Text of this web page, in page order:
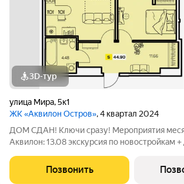
3D-тур
улица Мира,5к1
ЖК «Аквилон Остров», 4 квартал 2024
ДОМ СДАН! Ключи сразу! Мероприятия
Аквилон: 13.08 экскурсия по новостройкам
рассрочка! Рассрочка на ПЕРВЫЙ ВЗНОС в
до 35%! Комфортные программы рассрочки
Позвонить